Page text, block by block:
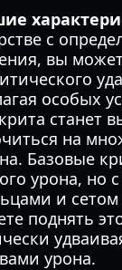
с
вы
особых
станет
на
Базовые
урона, но с
и сетом
поднять
урона.